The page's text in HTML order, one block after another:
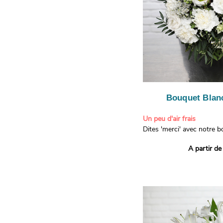
Bouquet
Un peu d'air frais
Dites 'merci' avec notre
de limonium blanc, ce
symbolisent l'amour et
le limonium blanc ajoute
A partir